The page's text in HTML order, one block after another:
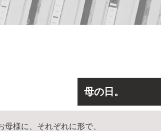
母の日。
母様に、それぞれに形で、